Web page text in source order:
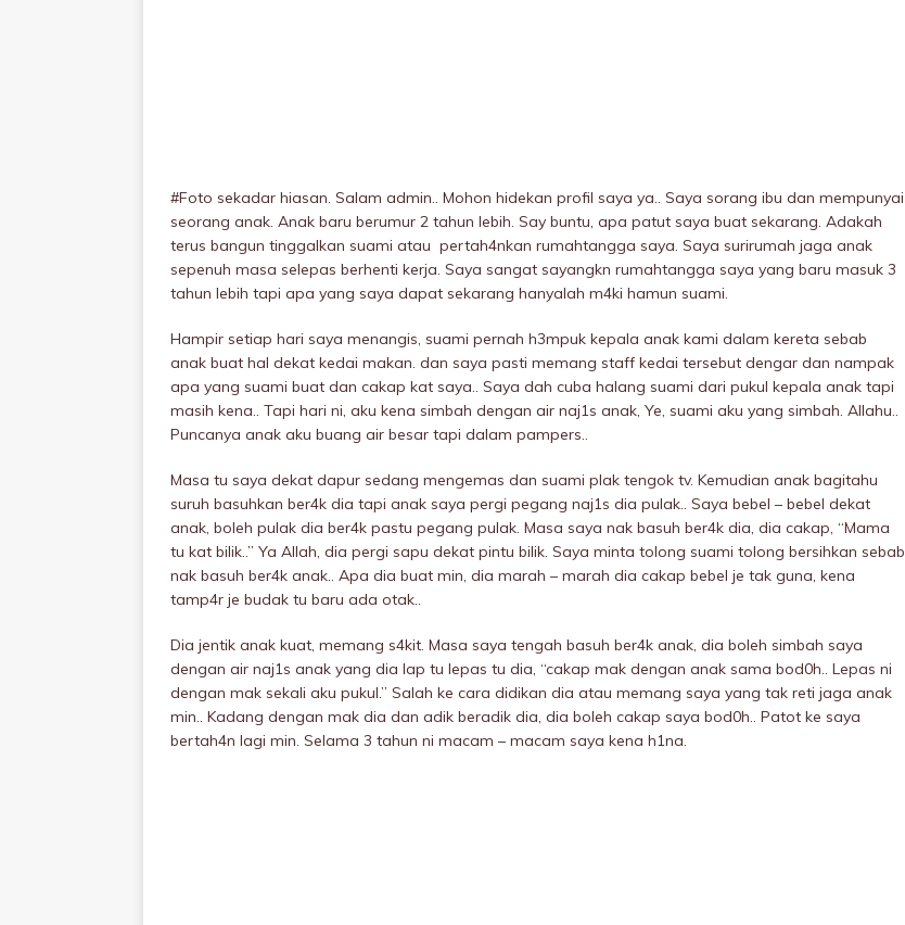
#Foto sekadar hiasan. Salam admin.. Mohon hidekan profil saya ya.. Saya sorang ibu dan mempunyai
seorang anak. Anak baru berumur 2 tahun lebih. Say buntu, apa patut saya buat sekarang. Adakah
terus bangun tinggalkan suami atau pertah4nkan rumahtangga saya. Saya surirumah jaga anak
sepenuh masa selepas berhenti kerja. Saya sangat sayangkn rumahtangga saya yang baru masuk 3
tahun lebih tapi apa yang saya dapat sekarang hanyalah m4ki hamun suami.
Hampir setiap hari saya menangis, suami pernah h3mpuk kepala anak kami dalam kereta sebab
anak buat hal dekat kedai makan. dan saya pasti memang staff kedai tersebut dengar dan nampak
apa yang suami buat dan cakap kat saya.. Saya dah cuba halang suami dari pukuI kepala anak tapi
masih kena.. Tapi hari ni, aku kena simbah dengan air naj1s anak, Ye, suami aku yang simbah. Allahu..
Puncanya anak aku buang air besar tapi dalam pampers..
Masa tu saya dekat dapur sedang mengemas dan suami plak tengok tv. Kemudian anak bagitahu
suruh basuhkan ber4k dia tapi anak saya pergi pegang naj1s dia pulak.. Saya bebeI – bebeI dekat
anak, boleh pulak dia ber4k pastu pegang pulak. Masa saya nak basuh ber4k dia, dia cakap, “Mama
tu kat bilik..” Ya Allah, dia pergi sapu dekat pintu bilik. Saya minta tolong suami tolong bersihkan sebab
nak basuh ber4k anak.. Apa dia buat min, dia marah – marah dia cakap bebeI je tak guna, kena
tamp4r je budak tu baru ada otak..
Dia jentik anak kuat, memang s4kit. Masa saya tengah basuh ber4k anak, dia boleh simbah saya
dengan air naj1s anak yang dia lap tu lepas tu dia, “cakap mak dengan anak sama bod0h.. Lepas ni
dengan mak sekali aku pukuI.” Salah ke cara didikan dia atau memang saya yang tak reti jaga anak
min.. Kadang dengan mak dia dan adik beradik dia, dia boleh cakap saya bod0h.. Patot ke saya
bertah4n lagi min. Selama 3 tahun ni macam – macam saya kena h1na.